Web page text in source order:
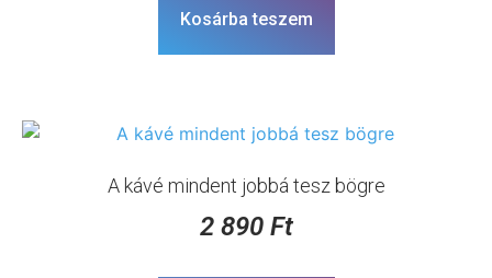
Kosárba teszem
A kávé mindent jobbá tesz bögre
2 890 Ft